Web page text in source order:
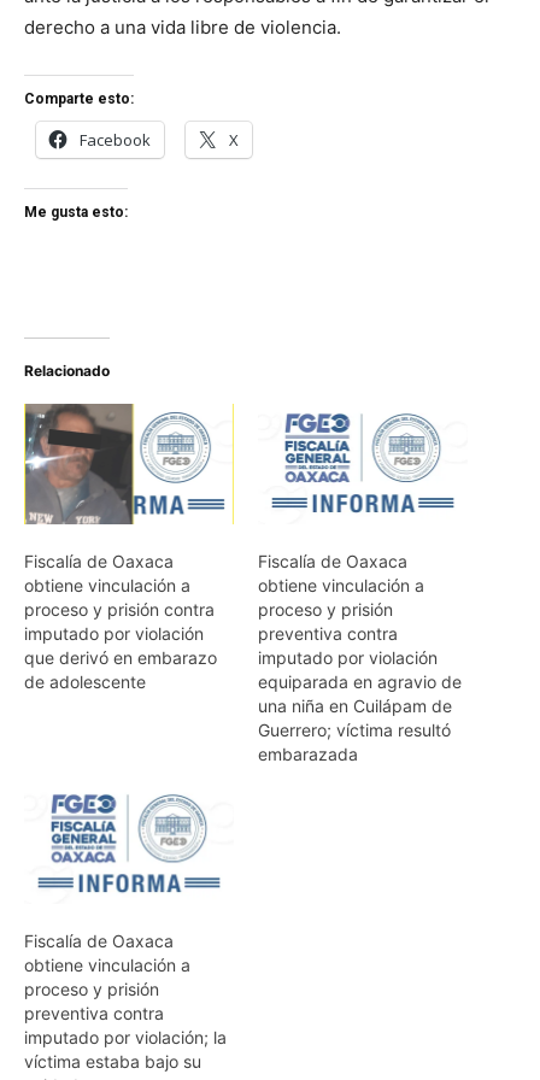
derecho a una vida libre de violencia.
Comparte esto:
Facebook X
Me gusta esto:
Relacionado
Fiscalía de Oaxaca
obtiene vinculación a
proceso y prisión contra
imputado por violación
que derivó en embarazo
de adolescente
Fiscalía de Oaxaca
obtiene vinculación a
proceso y prisión
preventiva contra
imputado por violación
equiparada en agravio de
una niña en Cuilápam de
Guerrero; víctima resultó
embarazada
Fiscalía de Oaxaca
obtiene vinculación a
proceso y prisión
preventiva contra
imputado por violación; la
víctima estaba bajo su